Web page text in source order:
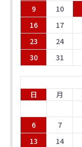
9
10
16
17
23
24
30
31
日
月
6
7
13
14